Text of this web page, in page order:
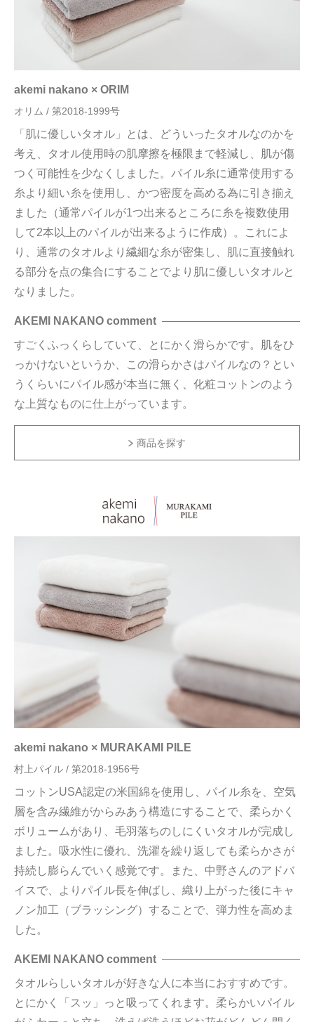
akemi nakano × ORIM
オリム / 第2018-1999号
「肌に優しいタオル」とは、どういったタオルなのかを
考え、タオル使用時の肌摩擦を極限まで軽減し、肌が傷
つく可能性を少なくしました。パイル糸に通常使用する
糸より細い糸を使用し、かつ密度を高める為に引き揃え
ました（通常パイルが1つ出来るところに糸を複数使用
して2本以上のパイルが出来るように作成）。これによ
り、通常のタオルより繊細な糸が密集し、肌に直接触れ
る部分を点の集合にすることでより肌に優しいタオルと
なりました。
AKEMI NAKANO comment
すごくふっくらしていて、とにかく滑らかです。肌をひ
っかけないというか、この滑らかさはパイルなの？とい
うくらいにパイル感が本当に無く、化粧コットンのよう
な上質なものに仕上がっています。
商品を探す
akemi nakano × MURAKAMI PILE
村上パイル / 第2018-1956号
コットンUSA認定の米国綿を使用し、パイル糸を、空気
層を含み繊維がからみあう構造にすることで、柔らかく
ボリュームがあり、毛羽落ちのしにくいタオルが完成し
ました。吸水性に優れ、洗濯を繰り返しても柔らかさが
持続し膨らんでいく感覚です。また、中野さんのアドバ
イスで、よりパイル長を伸ばし、織り上がった後にキャ
ノン加工（ブラッシング）することで、弾力性を高めま
した。
AKEMI NAKANO comment
タオルらしいタオルが好きな人に本当におすすめです。
とにかく「スッ」っと吸ってくれます。柔らかいパイル